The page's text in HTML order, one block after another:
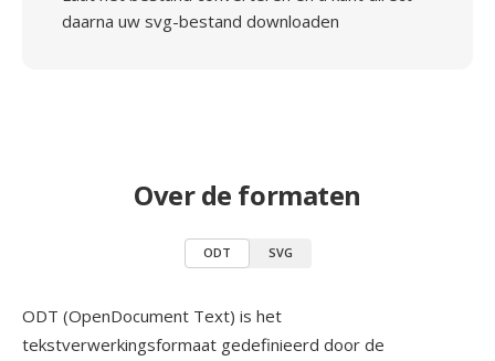
daarna uw svg-bestand downloaden
Over de formaten
ODT SVG
ODT (OpenDocument Text) is het
tekstverwerkingsformaat gedefinieerd door de